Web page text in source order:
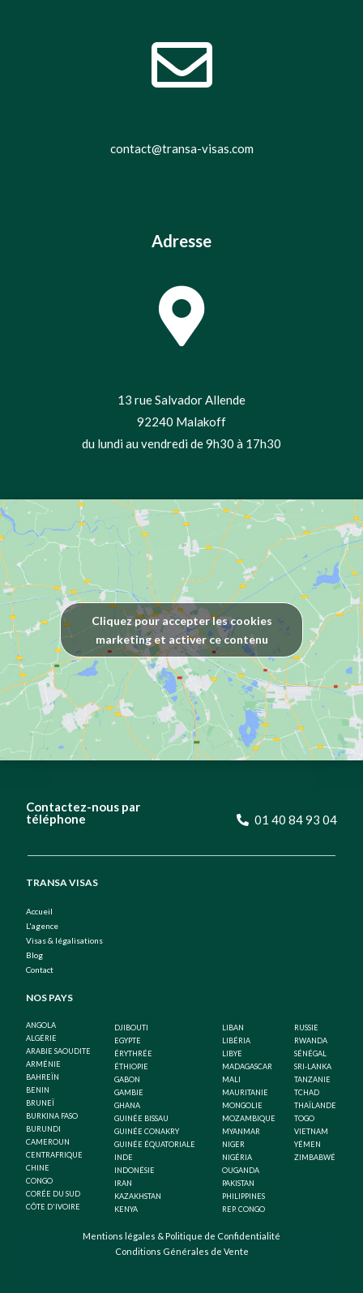
contact@transa-visas.com
Adresse
13 rue Salvador Allende
92240 Malakoff
du lundi au vendredi de 9h30 à 17h30
Cliquez pour accepter les cookies
marketing et activer ce contenu
Contactez-nous par
téléphone
01 40 84 93 04
TRANSA VISAS
Accueil
L'agence
Visas & légalisations
Blog
Contact
NOS PAYS
ANGOLA
ALGÉRIE
ARABIE SAOUDITE
ARMÉNIE
BAHREÏN
BENIN
BRUNEÏ
BURKINA FASO
BURUNDI
CAMEROUN
CENTRAFRIQUE
CHINE
CONGO
CORÉE DU SUD
CÔTE D'IVOIRE
DJIBOUTI
EGYPTE
ÉRYTHRÉE
ÉTHIOPIE
GABON
GAMBIE
GHANA
GUINÉE BISSAU
GUINÉE CONAKRY
GUINÉE ÉQUATORIALE
INDE
INDONÉSIE
IRAN
KAZAKHSTAN
KENYA
LIBAN
LIBÉRIA
LIBYE
MADAGASCAR
MALI
MAURITANIE
MONGOLIE
MOZAMBIQUE
MYANMAR
NIGER
NIGÉRIA
OUGANDA
PAKISTAN
PHILIPPINES
REP. CONGO
RUSSIE
RWANDA
SÉNÉGAL
SRI-LANKA
TANZANIE
TCHAD
THAÏLANDE
TOGO
VIETNAM
YÉMEN
ZIMBABWÉ
Mentions légales & Politique de Confidentialité
Conditions Générales de Vente